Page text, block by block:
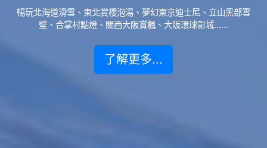
暢玩北海道滑雪、東北賞櫻泡湯、夢幻東京迪士尼、立山黑部雪
壁、合掌村點燈、關西大阪賞楓、大阪環球影城......
了解更多...